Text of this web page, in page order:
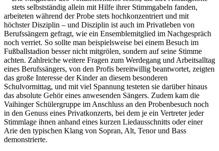
stets selbstständig allein mit Hilfe ihrer Stimmgabeln fanden,
arbeiteten während der Probe stets hochkonzentriert und mit
höchster Disziplin – und Disziplin ist auch im Privatleben von
Berufssängern gefragt, wie ein Ensemblemitglied im Nachgespräch
noch verriet. So sollte man beispielsweise bei einem Besuch im
Fußballstadion besser nicht mitgrölen, sondern auf seine Stimme
achten. Zahlreiche weitere Fragen zum Werdegang und Arbeitsalltag
eines Berufssängers, von den Profis bereitwillig beantwortet, zeigten
das große Interesse der Kinder an diesem besonderen
Schulvormittag, und mit viel Spannung testeten sie darüber hinaus
das absolute Gehör eines anwesenden Sängers. Zudem kam die
Vaihinger Schülergruppe im Anschluss an den Probenbesuch noch
in den Genuss eines Privatkonzerts, bei dem je ein Vertreter jeder
Stimmlage ihnen anhand eines kurzen Liedausschnitts oder einer
Arie den typischen Klang von Sopran, Alt, Tenor und Bass
demonstrierte.